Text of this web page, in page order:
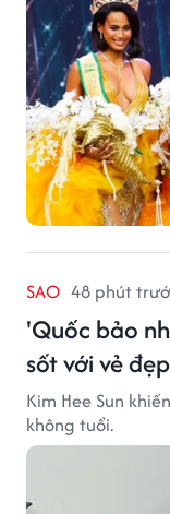
SAO 48 phút
'Quốc bảo
sốt với vẻ
Kim Hee Sun
không tuổi.